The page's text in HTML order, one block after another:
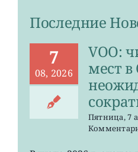
Последние
7
08, 2026
VOO:
мест
Пятница, 7